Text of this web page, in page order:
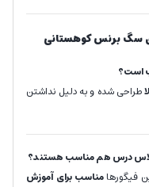
سگ برنس کوهستانی
طراحی شده و به دلیل نداشتن
فیگورهامناسب برای آموزش